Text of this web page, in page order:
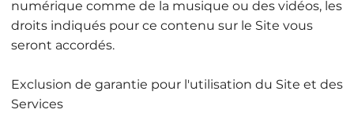
numérique comme de la musique ou des vidéos, les
droits indiqués pour ce contenu sur le Site vous
seront accordés.
Exclusion de garantie pour l'utilisation du Site et des
Services